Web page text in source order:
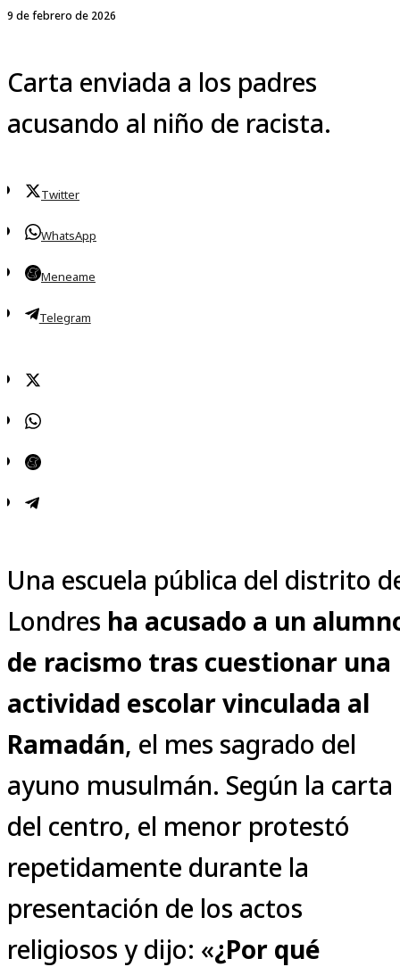
9 de febrero de 2026
Carta enviada a los padres
acusando al niño de racista.
Twitter
WhatsApp
Meneame
Telegram
Una escuela pública del distrito
Londres ha acusado a un
de racismo tras cuestionar una
actividad escolar vinculada al
Ramadán, el mes sagrado del
ayuno musulmán. Según la carta
del centro, el menor protestó
repetidamente durante la
presentación de los actos
religiosos y dijo: «¿Por qué